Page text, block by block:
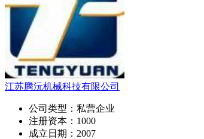
江苏腾沅机械科技有限公司
公司类型： 私营企业
注册资本： 1000
成立日期： 2007